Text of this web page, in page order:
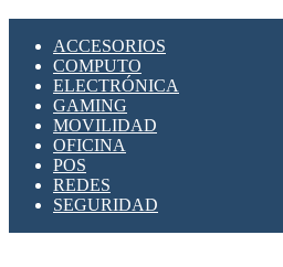
SUPRESOR DE
APLICACIONES
ACCESORIOS
COMPUTO
ELECTRÓNICA
GAMING
MOVILIDAD
OFICINA
POS
REDES
SEGURIDAD